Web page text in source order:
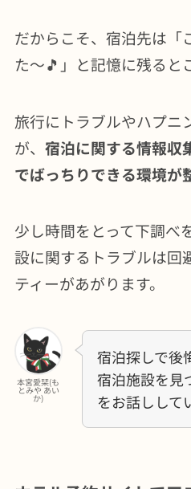
だからこそ、宿泊先は「
た〜🎵」と記憶に残ると
旅行にトラブルやハプニ
が、 宿泊に関する情報収
でばっちりできる環境が
少し時間をとって下調べ
設に関するトラブルは回
ティーがあがります。
本宮愛栞(も
とみや あい
か)
宿泊探しで後
宿泊施設を見
をお話しして